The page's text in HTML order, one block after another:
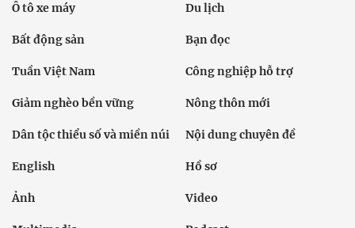
Ô tô xe máy Du lịch
Bất động sản Bạn đọc
Tuần Việt Nam Công nghiệp hỗ trợ
Giảm nghèo bền vững Nông thôn mới
Dân tộc thiểu số và miền núi Nội dung chuyên đề
English Hồ sơ
Ảnh Video